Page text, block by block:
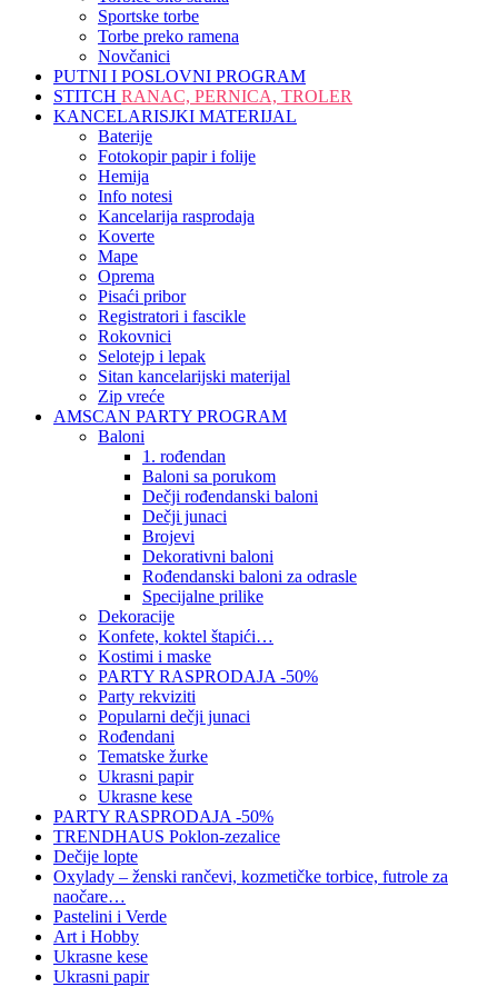
Sportske torbe
Torbe preko ramena
Novčanici
PUTNI I POSLOVNI PROGRAM
STITCH RANAC, PERNICA, TROLER
KANCELARISJKI MATERIJAL
Baterije
Fotokopir papir i folije
Hemija
Info notesi
Kancelarija rasprodaja
Koverte
Mape
Oprema
Pisaći pribor
Registratori i fascikle
Rokovnici
Selotejp i lepak
Sitan kancelarijski materijal
Zip vreće
AMSCAN PARTY PROGRAM
Baloni
1. rođendan
Baloni sa porukom
Dečji rođendanski baloni
Dečji junaci
Brojevi
Dekorativni baloni
Rođendanski baloni za odrasle
Specijalne prilike
Dekoracije
Konfete, koktel štapići…
Kostimi i maske
PARTY RASPRODAJA -50%
Party rekviziti
Popularni dečji junaci
Rođendani
Tematske žurke
Ukrasni papir
Ukrasne kese
PARTY RASPRODAJA -50%
TRENDHAUS Poklon-zezalice
Dečije lopte
Oxylady – ženski rančevi, kozmetičke torbice, futrole za
naočare…
Pastelini i Verde
Art i Hobby
Ukrasne kese
Ukrasni papir